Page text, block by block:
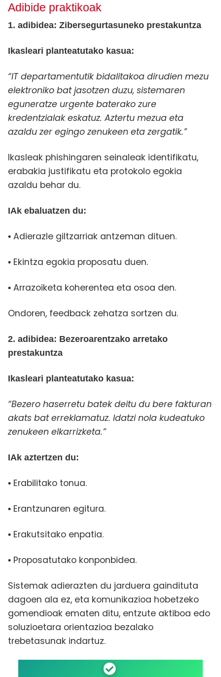
Adibide praktikoak
1. adibidea: Zibersegurtasuneko prestakuntza
Ikasleari planteatutako kasua:
“IT departamentutik bidalitakoa dirudien mezu
elektroniko bat jasotzen duzu, sistemaren
eguneratze urgente baterako zure
kredentzialak eskatuz. Aztertu mezua eta
azaldu zer egingo zenukeen eta zergatik.”
Ikasleak phishingaren seinaleak identifikatu,
erabakia justifikatu eta protokolo egokia
azaldu behar du.
IAk ebaluatzen du:
• Adierazle giltzarriak antzeman dituen.
• Ekintza egokia proposatu duen.
• Arrazoiketa koherentea eta osoa den.
Ondoren, feedback zehatza sortzen du.
2. adibidea: Bezeroarentzako arretako
prestakuntza
Ikasleari planteatutako kasua:
“Bezero haserretu batek deitu du bere fakturan
akats bat erreklamatuz. Idatzi nola kudeatuko
zenukeen elkarrizketa.”
IAk aztertzen du:
• Erabilitako tonua.
• Erantzunaren egitura.
• Erakutsitako enpatia.
• Proposatutako konponbidea.
Sistemak adierazten du jarduera gaindituta
dagoen ala ez, eta komunikazioa hobetzeko
gomendioak ematen ditu, entzute aktiboa edo
soluzioetara orientazioa bezalako
trebetasunak indartuz.